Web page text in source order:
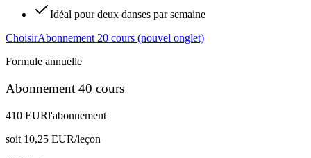
Idéal pour deux danses par semaine
ChoisirAbonnement 20 cours (nouvel onglet)
Formule annuelle
Abonnement 40 cours
410 EURl'abonnement
soit 10,25 EUR/leçon